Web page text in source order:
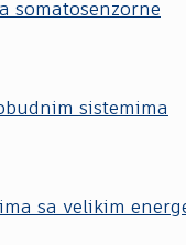
somatosenzorne
sistemima
sa velikim